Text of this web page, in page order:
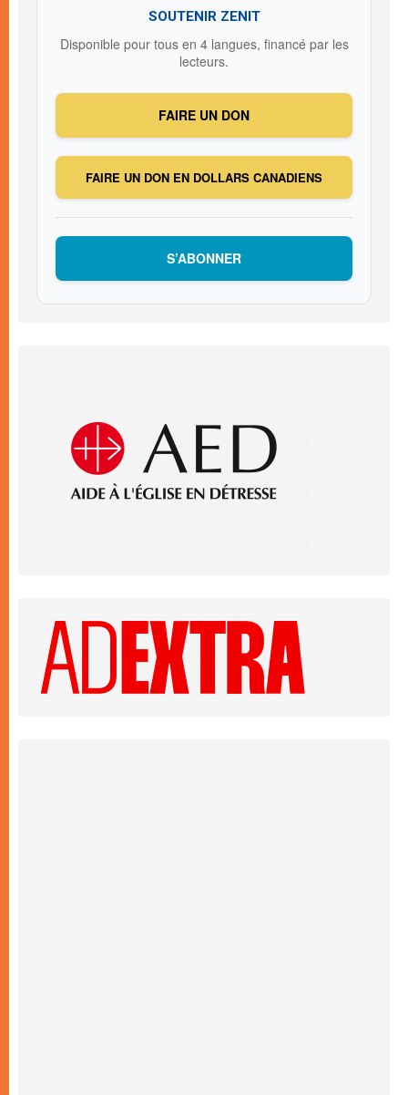
SOUTENIR ZENIT
Disponible pour tous en 4 langues, financé par les
lecteurs.
FAIRE UN DON
FAIRE UN DON EN DOLLARS CANADIENS
S’ABONNER